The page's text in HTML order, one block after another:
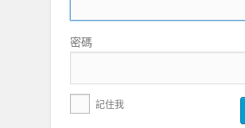
密碼
記住我